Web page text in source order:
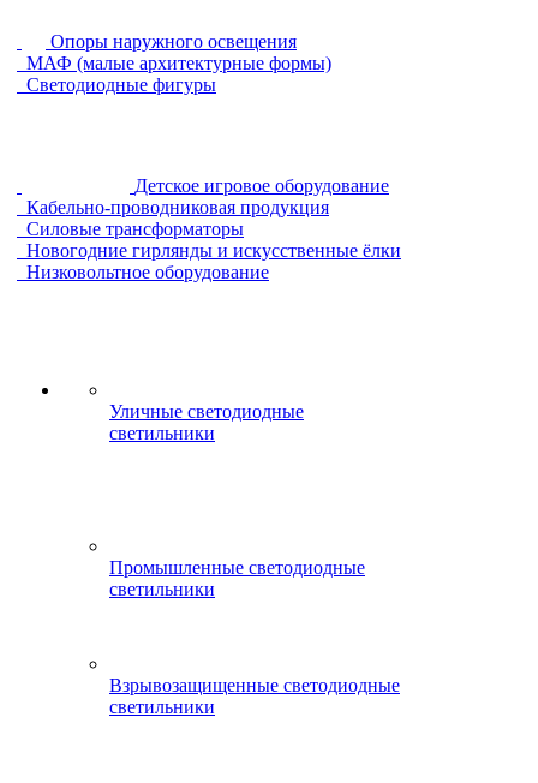
Опоры наружного освещения
МАФ (малые архитектурные формы)
Светодиодные фигуры
Детское игровое оборудование
Кабельно-проводниковая продукция
Силовые трансформаторы
Новогодние гирлянды и искусственные ёлки
Низковольтное оборудование
Уличные светодиодные
светильники
Промышленные светодиодные
светильники
Взрывозащищенные светодиодные
светильники